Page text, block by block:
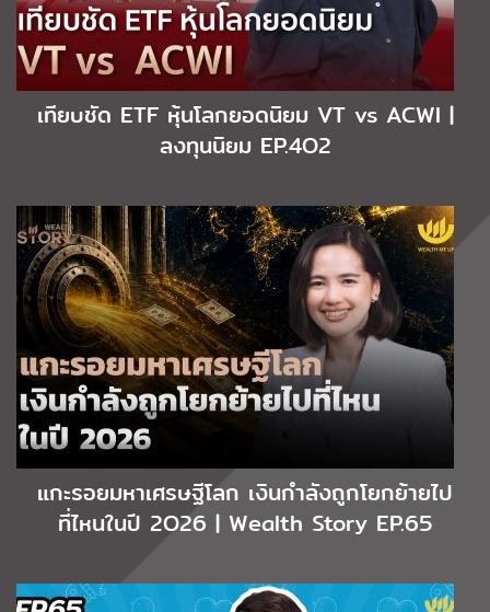
เทียบชัด ETF หุ้นโลกยอดนิยม VT vs ACWI |
ลงทุนนิยม EP.4O2
แกะรอยมหาเศรษฐีโลก เงินกำลังถูกโยกย้ายไป
ที่ไหนในปี 2O26 | Wealth Story EP.65